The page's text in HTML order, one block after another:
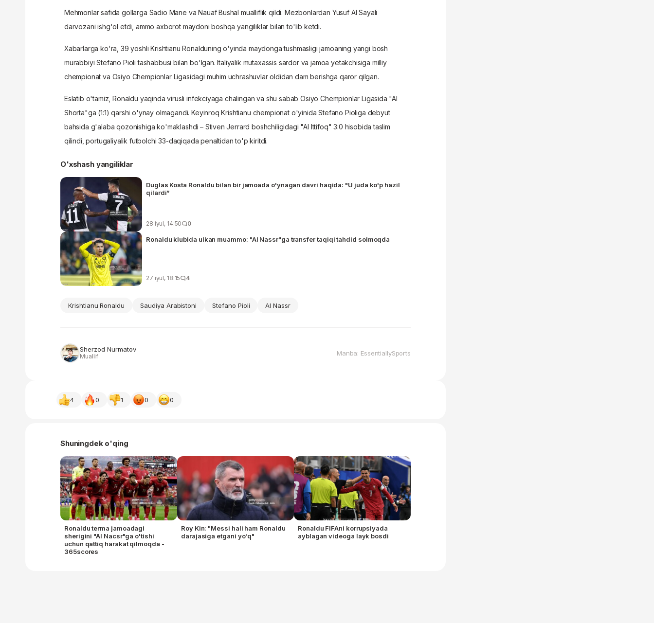
Mehmonlar safida gollarga Sadio Mane va Nauaf Bushal mualliflik qildi. Mezbonlardan Yusuf Al Sayali
darvozani ishg'ol etdi, ammo axborot maydoni boshqa yangiliklar bilan to'lib ketdi.
Xabarlarga ko'ra, 39 yoshli Krishtianu Ronalduning o'yinda maydonga tushmasligi jamoaning yangi bosh
murabbiyi Stefano Pioli tashabbusi bilan bo'lgan. Italiyalik mutaxassis sardor va jamoa yetakchisiga milliy
chempionat va Osiyo Chempionlar Ligasidagi muhim uchrashuvlar oldidan dam berishga qaror qilgan.
Eslatib o'tamiz, Ronaldu yaqinda virusli infekciyaga chalingan va shu sabab Osiyo Chempionlar Ligasida "Al
Shorta"ga (1:1) qarshi o'ynay olmagandi. Keyinroq Krishtianu chempionat o'yinida Stefano Pioliga debyut
bahsida g'alaba qozonishiga ko'maklashdi – Stiven Jerrard boshchiligidagi "Al Ittifoq" 3:0 hisobida taslim
qilindi, portugaliyalik futbolchi 33-daqiqada penaltidan to'p kiritdi.
O'xshash yangiliklar
Duglas Kosta Ronaldu bilan bir jamoada o'ynagan davri haqida: "U juda ko'p hazil
qilardi”
28 iyul, 14:50 0
Ronaldu klubida ulkan muammo: "Al Nassr"ga transfer taqiqi tahdid solmoqda
27 iyul, 18:15 4
Krishtianu Ronaldu Saudiya Arabistoni Stefano Pioli Al Nassr
Sherzod Nurmatov
Muallif Manba: EssentiallySports
4 0 1 0 0
Shuningdek o'qing
Ronaldu terma jamoadagi
sherigini "Al Nacsr"ga o'tishi
uchun qattiq harakat qilmoqda -
365scores
Roy Kin: "Messi hali ham Ronaldu
darajasiga etgani yo'q"
Ronaldu FIFAni korrupsiyada
ayblagan videoga layk bosdi